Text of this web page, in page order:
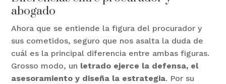
abogado
Ahora que se entiende la figura del procurador y
sus cometidos, seguro que nos asalta la duda de
cuál es la principal diferencia entre ambas figuras.
Grosso modo, un letrado ejerce la defensa, el
asesoramiento y diseña la estrategia. Por su